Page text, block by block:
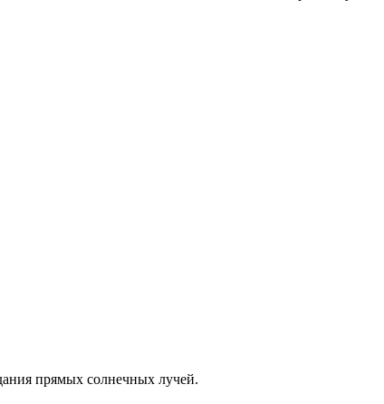
прямых солнечных лучей.